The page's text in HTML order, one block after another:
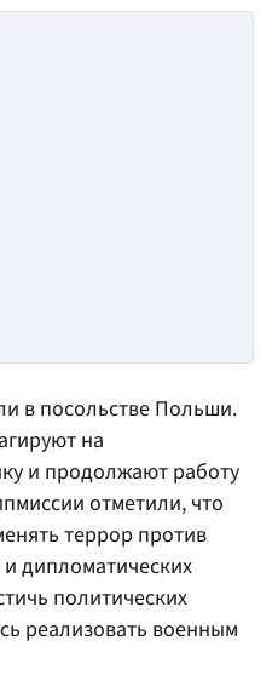
в посольстве Польши.
на
и продолжают работу
отметили, что
террор против
дипломатических
политических
реализовать военным